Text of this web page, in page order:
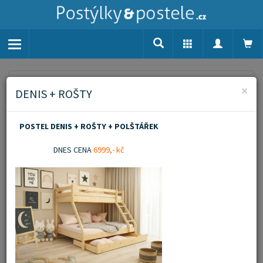
Toggle
Komplety
Zobrazit popis
Novinka
Akční zboží
Doporučujeme
Filtrovat
×
DENIS + ROŠTY
POSTEL DENIS + ROŠTY + POLŠTÁŘEK
DNES CENA6999,- kč